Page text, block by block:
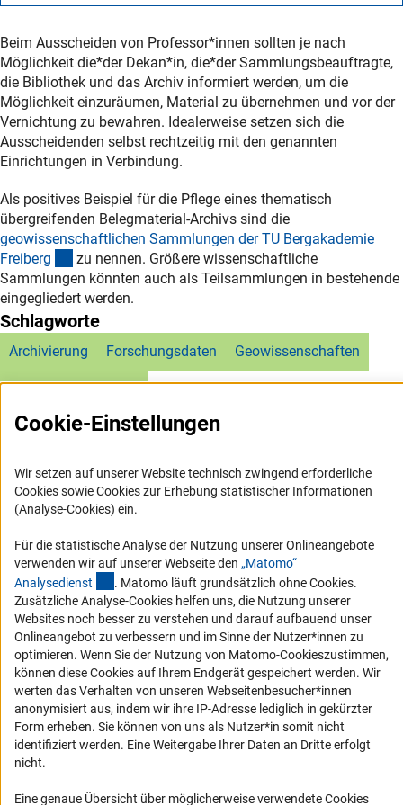
Beim Ausscheiden von Professor*innen sollten je nach
Möglichkeit die*der Dekan*in, die*der Sammlungsbeauftragte,
die Bibliothek und das Archiv informiert werden, um die
Möglichkeit einzuräumen, Material zu übernehmen und vor der
Vernichtung zu bewahren. Idealerweise setzen sich die
Ausscheidenden selbst rechtzeitig mit den genannten
Einrichtungen in Verbindung.
Als positives Beispiel für die Pflege eines thematisch
übergreifenden Belegmaterial-Archivs sind die
geowissenschaftlichen Sammlungen der TU Bergakademie
Freiberg (externer Link)
zu nennen. Größere wissenschaftliche
Sammlungen könnten auch als Teilsammlungen in bestehende
eingegliedert werden.
Schlagworte
Archivierung Forschungsdaten Geowissenschaften
Verantwortlichkeiten
Service
Barrierefreiheit
Erklärung zur Barrierefreiheit
Barriere melden
Links
Zum Download des Kodex
DFG-Website
Cookie-Einstellungen
Wir setzen auf unserer Website technisch zwingend erforderliche
Cookies sowie Cookies zur Erhebung statistischer Informationen
(Analyse-Cookies) ein.
Für die statistische Analyse der Nutzung unserer Onlineangebote
verwenden wir auf unserer Webseite den „Matomo“
Analysedienst (externer Link)
. Matomo läuft grundsätzlich ohne Cookies.
Zusätzliche Analyse-Cookies helfen uns, die Nutzung unserer
Websites noch besser zu verstehen und darauf aufbauend unser
Onlineangebot zu verbessern und im Sinne der Nutzer*innen zu
optimieren. Wenn Sie der Nutzung von Matomo-Cookieszustimmen,
können diese Cookies auf Ihrem Endgerät gespeichert werden. Wir
werten das Verhalten von unseren Webseitenbesucher*innen
anonymisiert aus, indem wir ihre IP-Adresse lediglich in gekürzter
Form erheben. Sie können von uns als Nutzer*in somit nicht
identifiziert werden. Eine Weitergabe Ihrer Daten an Dritte erfolgt
nicht.
Eine genaue Übersicht über möglicherweise verwendete Cookies